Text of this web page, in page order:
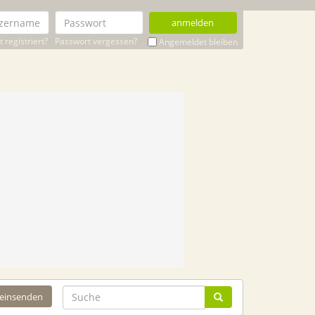
anmelden
registriert? Passwort vergessen? Angemeldet bleiben